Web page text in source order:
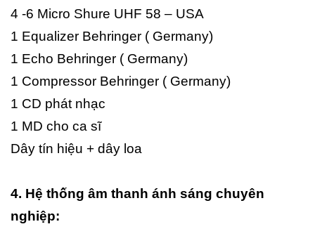
4 -6 Micro Shure UHF 58 – USA
1 Equalizer Behringer ( Germany)
1 Echo Behringer ( Germany)
1 Compressor Behringer ( Germany)
1 CD phát nhạc
1 MD cho ca sĩ
Dây tín hiệu + dây loa
4. Hệ thống âm thanh ánh sáng chuyên
nghiệp: